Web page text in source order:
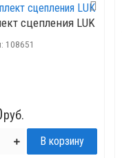
сцепления LUK
108651
руб.